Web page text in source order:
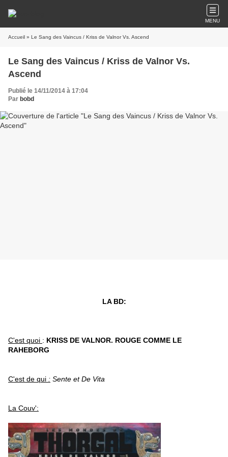
MENU
Accueil » Le Sang des Vaincus / Kriss de Valnor Vs. Ascend
Le Sang des Vaincus / Kriss de Valnor Vs.
Ascend
Publié le 14/11/2014 à 17:04
Par bobd
LA BD:
C'est quoi : KRISS DE VALNOR. ROUGE COMME LE
RAHEBORG
C'est de qui : Sente et De Vita
La Couv':